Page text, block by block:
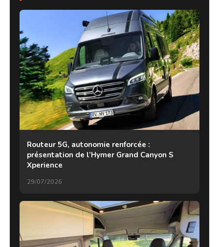
Routeur 5G, autonomie renforcée :
présentation de l’Hymer Grand Canyon S
Xperience
29/07/2026